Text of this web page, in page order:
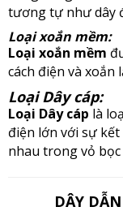
tương tự như dây
Loại xoắn mềm:
Loại xoắn mềm
cách điện và
Loại Dây cáp:
Loại Dây cáp là
điện lớn với sự
nhau trong vỏ bọc
DÂY